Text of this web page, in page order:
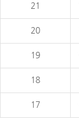
21
20
19
18
17